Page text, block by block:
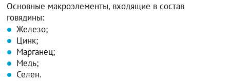
Основные макроэлементы, входящие в состав
говядины:
Железо;
Цинк;
Марганец;
Медь;
Селен.